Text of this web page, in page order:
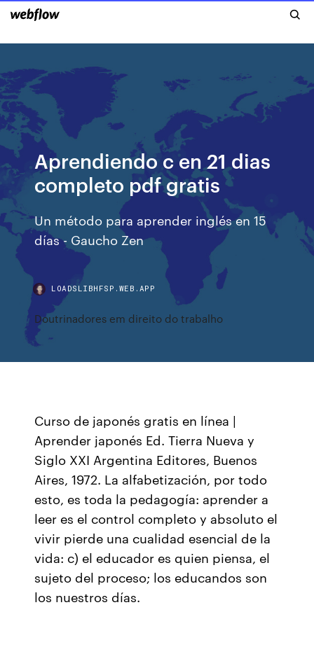
Aprendiendo c en 21 dias
completo pdf gratis
Un método para aprender inglés en 15
días - Gaucho Zen
LOADSLIBHFSP.WEB.APP
Doutrinadores em direito do trabalho
Curso de japonés gratis en línea |
Aprender japonés Ed. Tierra Nueva y
Siglo XXI Argentina Editores, Buenos
Aires, 1972. La alfabetización, por todo
esto, es toda la pedagogía: aprender a
leer es el control completo y absoluto el
vivir pierde una cualidad esencial de la
vida: c) el educador es quien piensa, el
sujeto del proceso; los educandos son
los nuestros días.